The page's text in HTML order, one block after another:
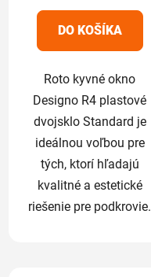
5
hviezdičiek.
DO KOŠÍKA
Roto kyvné okno
Designo R4 plastové
dvojsklo Standard je
ideálnou voľbou pre
tých, ktorí hľadajú
kvalitné a estetické
riešenie pre podkrovie.